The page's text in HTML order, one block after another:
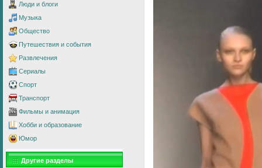
Люди и блоги
Музыка
Общество
Путешествия и события
Развлечения
Сериалы
Спорт
Транспорт
Фильмы и анимация
Хобби и образование
Юмор
Другие разделы